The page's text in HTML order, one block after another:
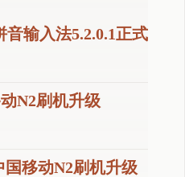
音输入法5.2.0.1正式
N2刷机升级
国移动N2刷机升级